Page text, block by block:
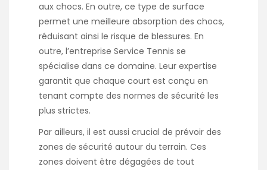
aux chocs. En outre, ce type de surface
permet une meilleure absorption des chocs,
réduisant ainsi le risque de blessures. En
outre, l’entreprise Service Tennis se
spécialise dans ce domaine. Leur expertise
garantit que chaque court est conçu en
tenant compte des normes de sécurité les
plus strictes.
Par ailleurs, il est aussi crucial de prévoir des
zones de sécurité autour du terrain. Ces
zones doivent être dégagées de tout